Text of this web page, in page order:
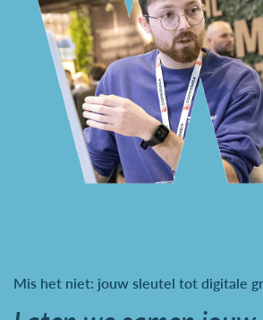
Mis het niet: jouw sleutel tot digitale